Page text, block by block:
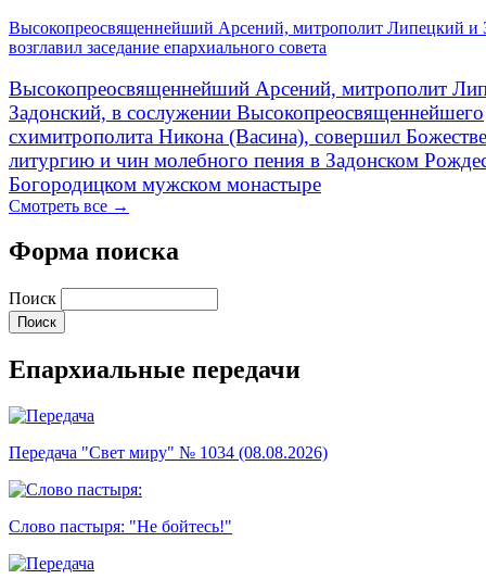
Высокопреосвященнейший Арсений, митрополит Липецкий и
возглавил заседание епархиального совета
Высокопреосвященнейший Арсений, митрополит
Задонский, в сослужении Высокопреосвященнейшего
схимитрополита Никона (Васина), совершил
литургию и чин молебного пения в Задонском
Богородицком мужском монастыре
Смотреть все →
Форма поиска
Поиск
Епархиальные передачи
Передача "Свет миру" № 1034 (08.08.2026)
Слово пастыря: "Не бойтесь!"